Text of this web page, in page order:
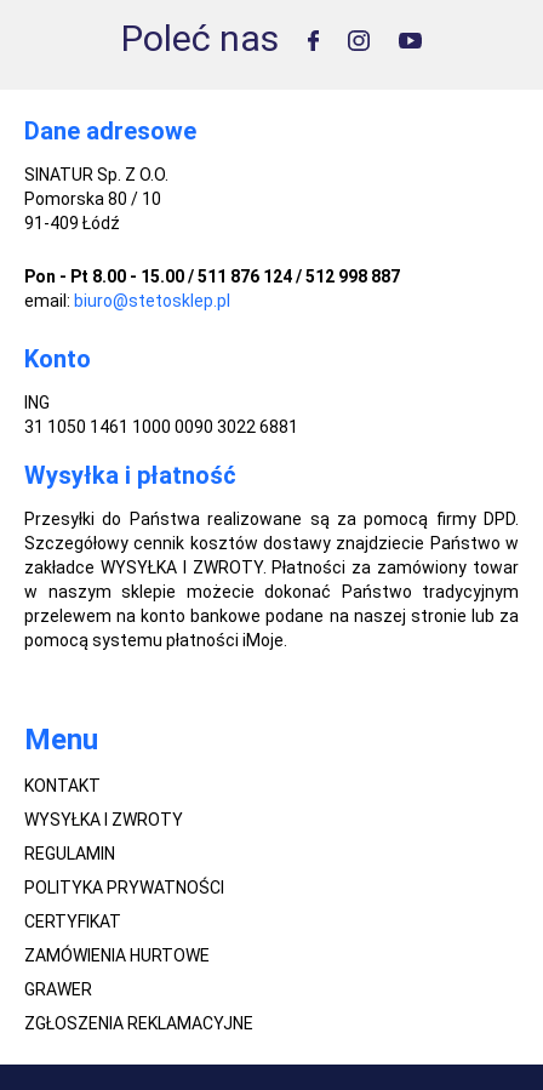
Poleć nas
Dane adresowe
SINATUR Sp. Z O.O.
Pomorska 80 / 10
91-409 Łódź
Pon - Pt 8.00 - 15.00 / 511 876 124 / 512 998 887
email: biuro@stetosklep.pl
Konto
ING
31 1050 1461 1000 0090 3022 6881
Wysyłka i płatność
Przesyłki do Państwa realizowane są za pomocą firmy DPD.
Szczegółowy cennik kosztów dostawy znajdziecie Państwo w
zakładce WYSYŁKA I ZWROTY. Płatności za zamówiony towar
w naszym sklepie możecie dokonać Państwo tradycyjnym
przelewem na konto bankowe podane na naszej stronie lub za
pomocą systemu płatności iMoje.
Menu
KONTAKT
WYSYŁKA I ZWROTY
REGULAMIN
POLITYKA PRYWATNOŚCI
CERTYFIKAT
ZAMÓWIENIA HURTOWE
GRAWER
ZGŁOSZENIA REKLAMACYJNE